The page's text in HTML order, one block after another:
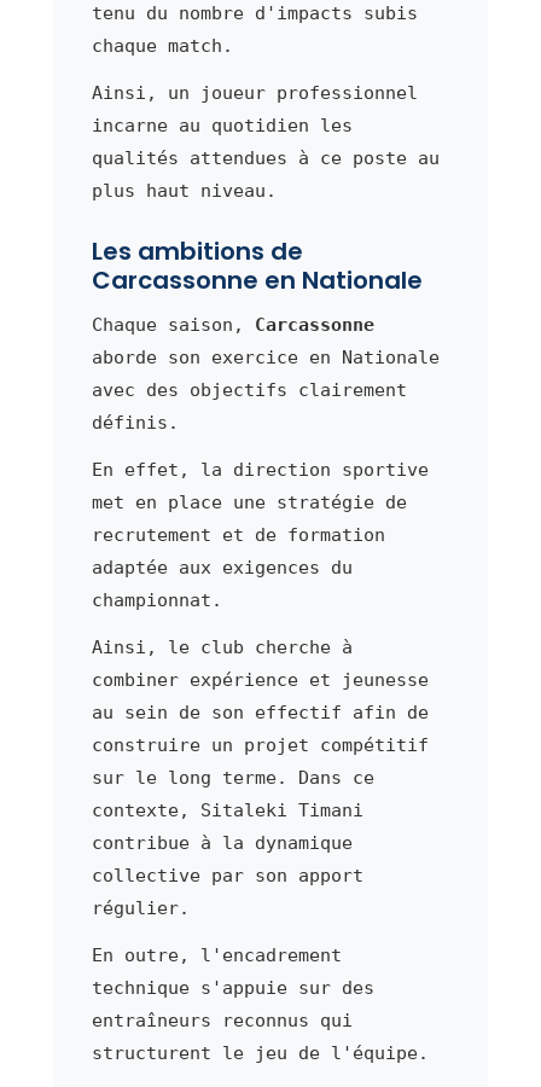
tenu du nombre d'impacts subis
chaque match.
Ainsi, un joueur professionnel
incarne au quotidien les
qualités attendues à ce poste au
plus haut niveau.
Les ambitions de
Carcassonne en Nationale
Chaque saison, Carcassonne
aborde son exercice en Nationale
avec des objectifs clairement
définis.
En effet, la direction sportive
met en place une stratégie de
recrutement et de formation
adaptée aux exigences du
championnat.
Ainsi, le club cherche à
combiner expérience et jeunesse
au sein de son effectif afin de
construire un projet compétitif
sur le long terme. Dans ce
contexte, Sitaleki Timani
contribue à la dynamique
collective par son apport
régulier.
En outre, l'encadrement
technique s'appuie sur des
entraîneurs reconnus qui
structurent le jeu de l'équipe.